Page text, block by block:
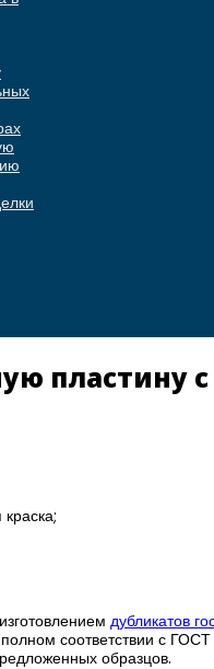
дубликатов
соответствии с
образцов.